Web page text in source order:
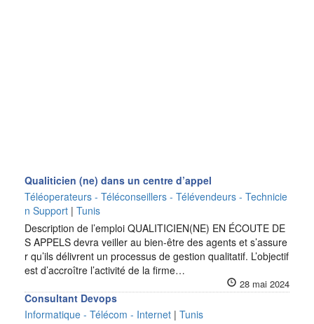
Qualiticien (ne) dans un centre d’appel
Téléoperateurs - Téléconseillers - Télévendeurs - Technicie
n Support | Tunis
Description de l’emploi QUALITICIEN(NE) EN ÉCOUTE DE
S APPELS devra veiller au bien-être des agents et s’assure
r qu’ils délivrent un processus de gestion qualitatif. L’objectif
est d’accroître l’activité de la firme…
28 mai 2024
Consultant Devops
Informatique - Télécom - Internet | Tunis